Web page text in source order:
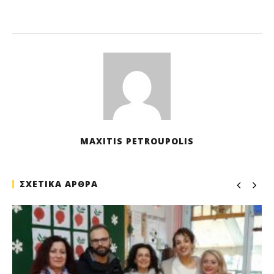
MAXITIS PETROUPOLIS
ΣΧΕΤΙΚΑ ΑΡΘΡΑ